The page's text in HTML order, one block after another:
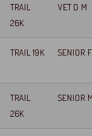
TRAIL
26K
VET D M
TRAIL 19K SENIOR F
TRAIL
26K
SENIOR M